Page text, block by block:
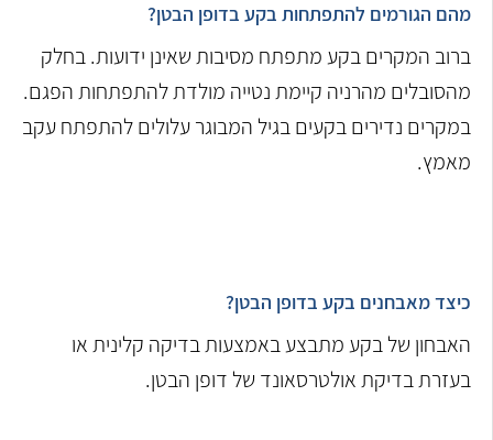
מהם הגורמים להתפתחות בקע בדופן הבטן?
ברוב המקרים בקע מתפתח מסיבות שאינן ידועות. בחלק
מהסובלים מהרניה קיימת נטייה מולדת להתפתחות הפגם.
במקרים נדירים בקעים בגיל המבוגר עלולים להתפתח עקב
מאמץ.
כיצד מאבחנים בקע בדופן הבטן?
האבחון של בקע מתבצע באמצעות בדיקה קלינית או
בעזרת בדיקת אולטרסאונד של דופן הבטן.